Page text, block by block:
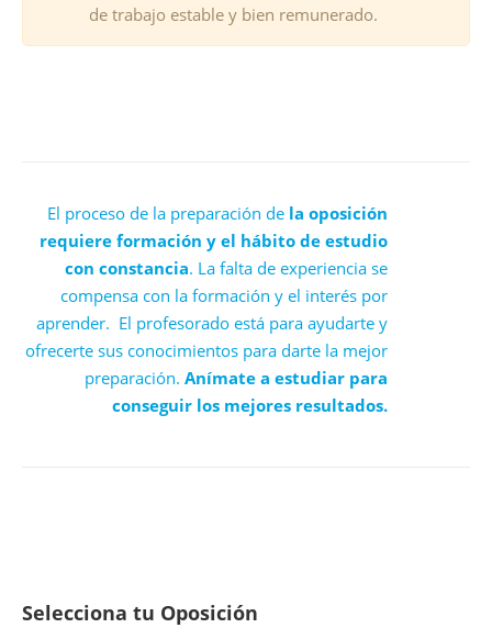
de trabajo estable y bien remunerado.
El proceso de la preparación de la oposición
requiere formación y el hábito de estudio
con constancia. La falta de experiencia se
compensa con la formación y el interés por
aprender. El profesorado está para ayudarte y
ofrecerte sus conocimientos para darte la mejor
preparación. Anímate a estudiar para
conseguir los mejores resultados.
Selecciona tu Oposición